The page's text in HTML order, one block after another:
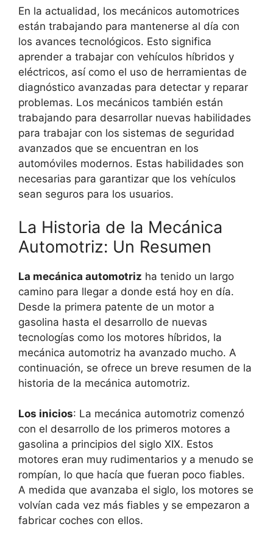
En la actualidad, los mecánicos automotrices
están trabajando para mantenerse al día con
los avances tecnológicos. Esto significa
aprender a trabajar con vehículos híbridos y
eléctricos, así como el uso de herramientas de
diagnóstico avanzadas para detectar y reparar
problemas. Los mecánicos también están
trabajando para desarrollar nuevas habilidades
para trabajar con los sistemas de seguridad
avanzados que se encuentran en los
automóviles modernos. Estas habilidades son
necesarias para garantizar que los vehículos
sean seguros para los usuarios.
La Historia de la Mecánica
Automotriz: Un Resumen
La mecánica automotriz ha tenido un largo
camino para llegar a donde está hoy en día.
Desde la primera patente de un motor a
gasolina hasta el desarrollo de nuevas
tecnologías como los motores híbridos, la
mecánica automotriz ha avanzado mucho. A
continuación, se ofrece un breve resumen de la
historia de la mecánica automotriz.
Los inicios: La mecánica automotriz comenzó
con el desarrollo de los primeros motores a
gasolina a principios del siglo XIX. Estos
motores eran muy rudimentarios y a menudo se
rompían, lo que hacía que fueran poco fiables.
A medida que avanzaba el siglo, los motores se
volvían cada vez más fiables y se empezaron a
fabricar coches con ellos.